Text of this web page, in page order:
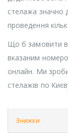
стелажа значно
проведення
Що б замовити в
вказаним
онлайн. Ми
стелажів по
Знижки